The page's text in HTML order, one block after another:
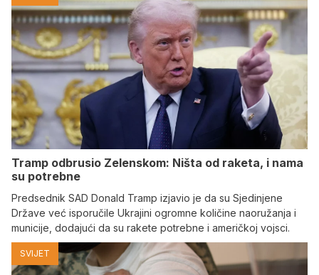
Tramp odbrusio Zelenskom: Ništa od raketa, i nama
su potrebne
Predsednik SAD Donald Tramp izjavio je da su Sjedinjene
Države već isporučile Ukrajini ogromne količine naoružanja i
municije, dodajući da su rakete potrebne i američkoj vojsci.
SVIJET